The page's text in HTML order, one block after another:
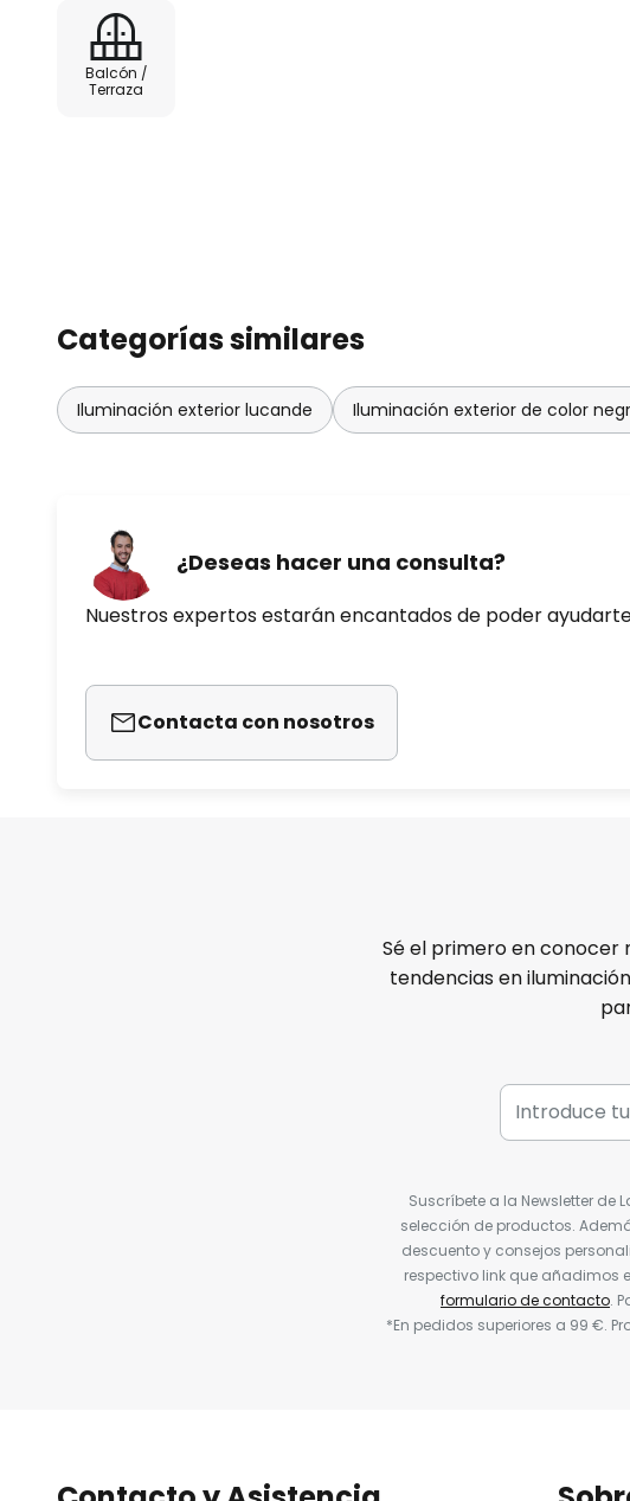
Balcón /
Terraza
Categorías similares
Iluminación exterior lucande Iluminación exterior de color
¿Deseas hacer una consulta?
Nuestros expertos estarán encantados de poder
Contacta con nosotros
Sé el primero en conocer
tendencias en
Suscríbete a la Newsletter de
selección de productos.
descuento y consejos
respectivo link que añadimos
formulario de contacto.
*En pedidos superiores a 99 €.